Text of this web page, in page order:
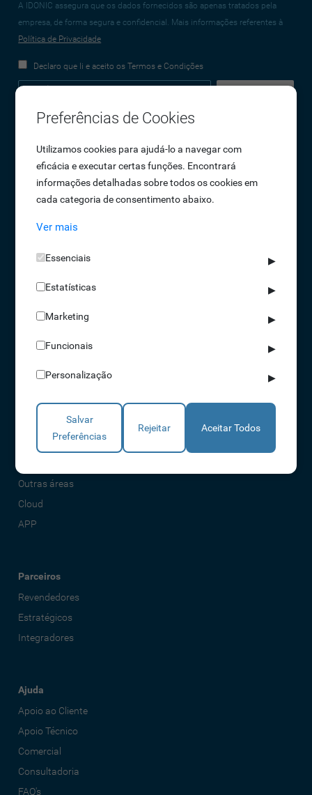
A IDONIC assegura que os dados fornecidos são apenas tratados pela
empresa, de forma segura e confidencial. Mais informações referentes à
Política de Privacidade
Declaro que li e aceito os Termos e Condições
Empresa
Sobre Nós
Oportunidades de Emprego
Termos e Condições
Política de Privacidade
Livro de reclamações
Soluções
Acessos
Torniquetes
Parques Auto
Rondas e Serviços
Outras áreas
Cloud
APP
Parceiros
Revendedores
Estratégicos
Integradores
Ajuda
Apoio ao Cliente
Apoio Técnico
Comercial
Consultadoria
FAQ's
Preferências de Cookies
Utilizamos cookies para ajudá-lo a navegar com
eficácia e executar certas funções. Encontrará
informações detalhadas sobre todos os cookies em
cada categoria de consentimento abaixo.
Ver mais
Essenciais ▶
Estatísticas ▶
Marketing ▶
Funcionais ▶
Personalização ▶
Salvar
Preferências
Rejeitar Aceitar Todos